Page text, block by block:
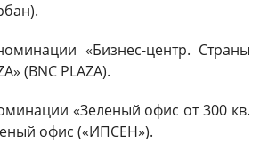
«Бизнес-центр. Страны
(BNC PLAZA).
«Зеленый офис от 300 кв.
офис («ИПСЕН»).